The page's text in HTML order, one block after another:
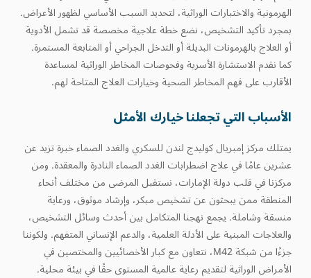
الهرمونية والاختبارات الوراثية، لتحديد السبب الأساسي لظهور الأعراض.
بمجرد تأكيد التشخيص، نضع خطة علاجية مخصصة قد تشمل الأدوية
أو العلاج بالهرمونات البديلة أو التدخل الجراحي أو المتابعة المستمرة.
كما نقدم الاستشارة الأسرية وفحوصات المخاطر الوراثية لمساعدة
الأقارب على فهم المخاطر الصحية وخيارات العلاج المتاحة لهم.
الأسباب التي تجعلنا خيارك الأمثل
يمتلك مركز إمبريال كوليدج لندن للسكري والغدد الصماء خبرة تزيد عن
عشرين عامًا في علاج اضطرابات الغدد الصماء النادرة والمعقدة. ومن
مركزنا في قلب دولة الإمارات، نستقبل المرضى من مختلف أنحاء
المنطقة ممن يبحثون عن تشخيص مبكر، وإرشاد موثوق، ورعاية
منسقة وشاملة. يجمع نهجنا المتكامل بين أحدث وسائل التشخيص،
والعلاجات المبنية على الأدلة العلمية، والدعم الإنساني المتفهم. ولكوننا
جزءًا من شبكة M42، نتعاون مع كبار الأخصائيين والمختصين في
الأمراض الوراثية لتقديم رعاية عالمية المستوى حقًا في بيئة محلية.